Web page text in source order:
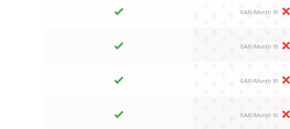
19 SAR/Month
19 SAR/Month
10 SAR/Month
10 SAR/Month